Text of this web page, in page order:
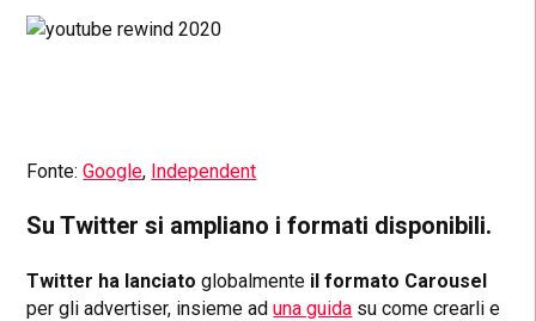
Fonte:Google, Independent
Su Twitter si ampliano i formati disponibili.
Twitter ha lanciatoglobalmente il formato Carousel
per gli advertiser, insieme aduna guida su come crearli e